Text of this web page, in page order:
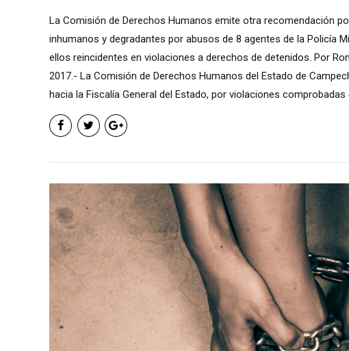
La Comisión de Derechos Humanos emite otra recomendación
inhumanos y degradantes por abusos de 8 agentes de la Policía
ellos reincidentes en violaciones a derechos de detenidos. Por
2017.- La Comisión de Derechos Humanos del Estado de
hacia la Fiscalía General del Estado, por violaciones comprobadas